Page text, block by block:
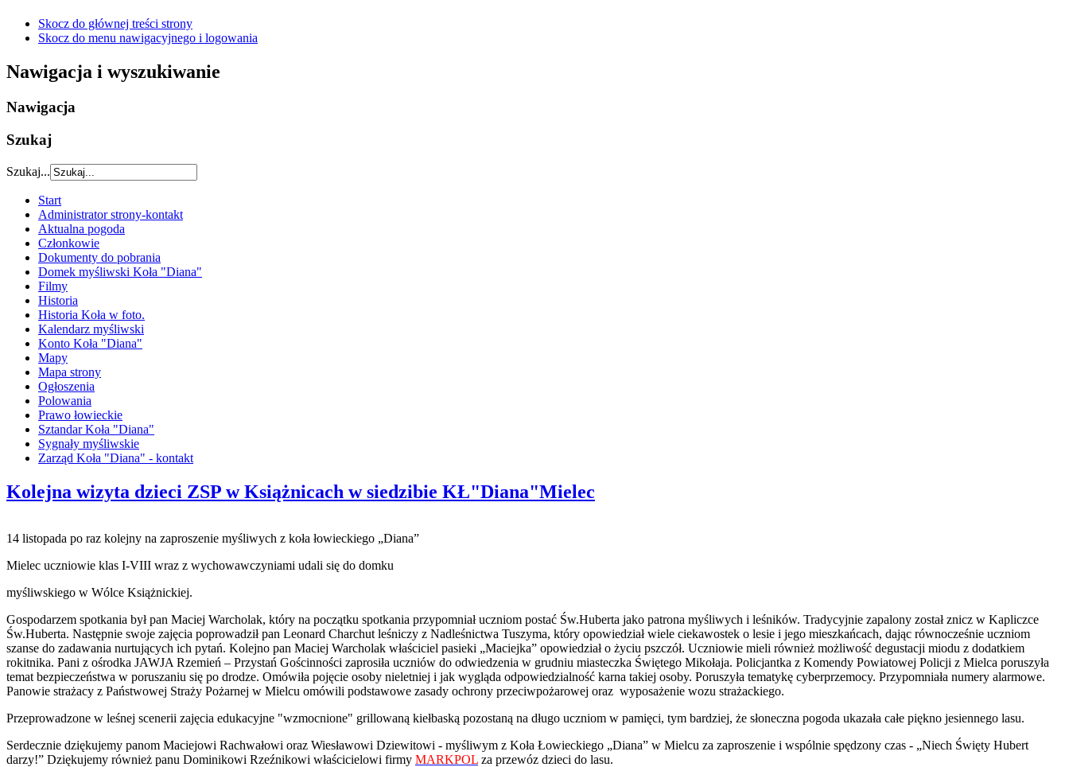
Skocz do głównej treści strony
Skocz do menu nawigacyjnego i logowania
Nawigacja i wyszukiwanie
Nawigacja
Szukaj
Szukaj...
Start
Administrator strony-kontakt
Aktualna pogoda
Członkowie
Dokumenty do pobrania
Domek myśliwski Koła "Diana"
Filmy
Historia
Historia Koła w foto.
Kalendarz myśliwski
Konto Koła "Diana"
Mapy
Mapa strony
Ogłoszenia
Polowania
Prawo łowieckie
Sztandar Koła "Diana"
Sygnały myśliwskie
Zarząd Koła "Diana" - kontakt
Kolejna wizyta dzieci ZSP w Książnicach w siedzibie KŁ"Diana"Mielec
14 listopada po raz kolejny na zaproszenie myśliwych z koła łowieckiego „Diana”
Mielec uczniowie klas I-VIII wraz z wychowawczyniami udali się do domku
myśliwskiego w Wólce Książnickiej.
Gospodarzem spotkania był pan Maciej Warcholak, który na początku spotkania przypomniał uczniom postać Św.Huberta jako patrona myśliwych i leśników. Tradycyjnie zapalony został znicz w Kapliczce
Św.Huberta. Następnie swoje zajęcia poprowadził pan Leonard Charchut leśniczy z Nadleśnictwa Tuszyma, który opowiedział wiele ciekawostek o lesie i jego mieszkańcach, dając równocześnie uczniom
szanse do zadawania nurtujących ich pytań. Kolejno pan Maciej Warcholak właściciel pasieki „Maciejka” opowiedział o życiu pszczół. Uczniowie mieli również możliwość degustacji miodu z dodatkiem
rokitnika. Pani z ośrodka JAWJA Rzemień – Przystań Gościnności zaprosiła uczniów do odwiedzenia w grudniu miasteczka Świętego Mikołaja. Policjantka z Komendy Powiatowej Policji z Mielca poruszyła
temat bezpieczeństwa w poruszaniu się po drodze. Omówiła pojęcie osoby nieletniej i jak wygląda odpowiedzialność karna takiej osoby. Poruszyła tematykę cyberprzemocy. Przypomniała numery alarmowe.
Panowie strażacy z Państwowej Straży Pożarnej w Mielcu omówili podstawowe zasady ochrony przeciwpożarowej oraz wyposażenie wozu strażackiego.
Przeprowadzone w leśnej scenerii zajęcia edukacyjne "wzmocnione" grillowaną kiełbaską pozostaną na długo uczniom w pamięci, tym bardziej, że słoneczna pogoda ukazała całe piękno jesiennego lasu.
Serdecznie dziękujemy panom Maciejowi Rachwałowi oraz Wiesławowi Dziewitowi - myśliwym z Koła Łowieckiego „Diana” w Mielcu za zaproszenie i wspólnie spędzony czas - „Niech Święty Hubert
darzy!” Dziękujemy również panu Dominikowi Rzeźnikowi właścicielowi firmy MARKPOL za przewóz dzieci do lasu.